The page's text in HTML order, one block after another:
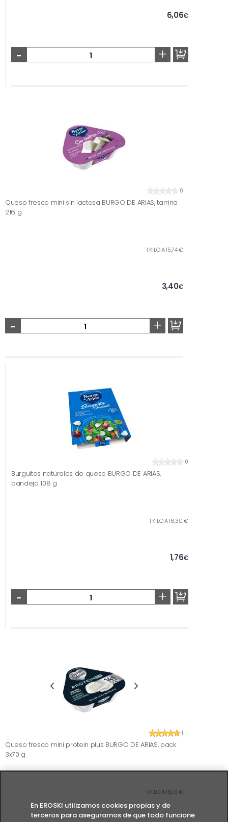
6,06€
- +
0
Queso fresco mini sin lactosa BURGO DE ARIAS, tarrina
216 g
1 KILO A 15,74 €
3,40€
- +
0
Burguitos naturales de queso BURGO DE ARIAS,
bandeja 108 g
1 KILO A 16,30 €
1,76€
- +
1
Queso fresco mini protein plus BURGO DE ARIAS, pack
3x70 g
1 KILO A 16,19 €
En EROSKI utilizamos cookies propias y de
terceros para asegurarnos de que todo funcione